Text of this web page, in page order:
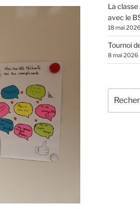
La
avec le
18 mai 2026
Tournoi
8 mai 2026
pour
: